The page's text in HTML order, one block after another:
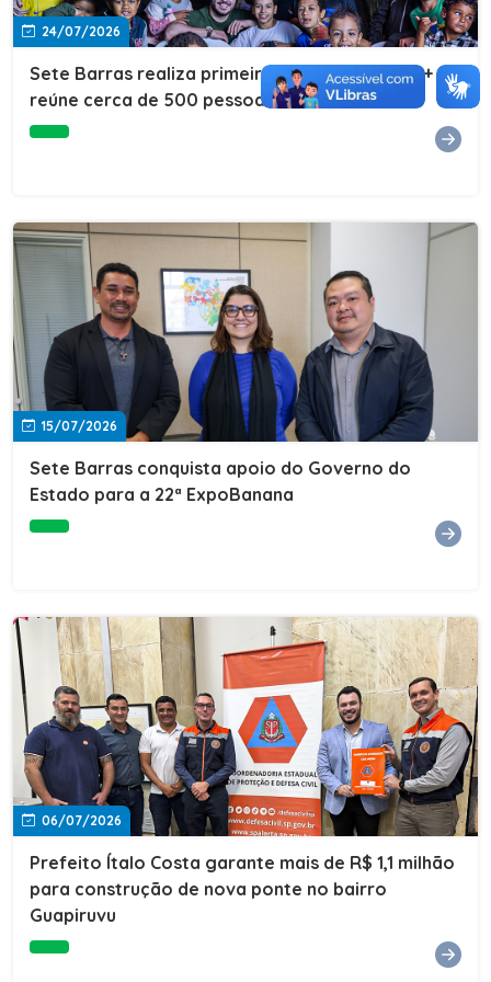
24/07/2026
Sete Barras realiza primeira edição do Cuidar+ e
reúne cerca de 500 pessoas na Vila São João
15/07/2026
Sete Barras conquista apoio do Governo do
Estado para a 22ª ExpoBanana
06/07/2026
Prefeito Ítalo Costa garante mais de R$ 1,1 milhão
para construção de nova ponte no bairro
Guapiruvu